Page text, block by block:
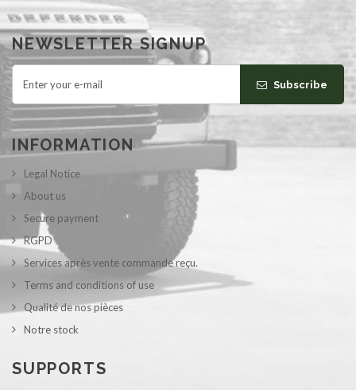
NEWSLETTER SIGNUP
Subscribe
INFORMATION
Legal Notice
About us
Secure payment
RGPD
Services après vente commande reçu.
Terms and conditions of use
Qualité de nos pièces
Notre stock
SUPPORTS